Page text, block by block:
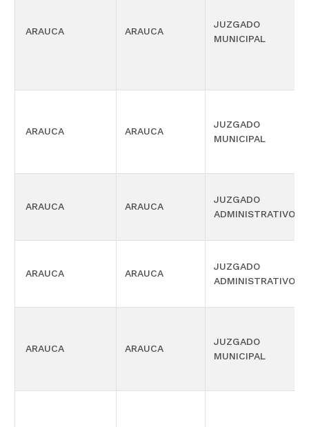
ARAUCA ARAUCA
JUZGADO
MUNICIPAL
ARAUCA ARAUCA
JUZGADO
MUNICIPAL
ARAUCA ARAUCA
JUZGADO
ADMINISTRATIVO
ARAUCA ARAUCA
JUZGADO
ADMINISTRATIVO
ARAUCA ARAUCA
JUZGADO
MUNICIPAL